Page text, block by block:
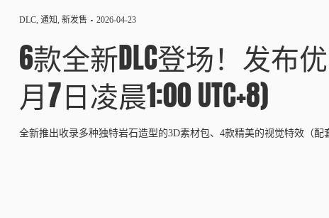
DLC, 通知, 新发售 2026-04-23
6款全新DLC登场！发布
月7日凌晨1:00 UTC+8)
全新推出收录多种独特岩石造型的3D素材包、4款精美的视觉特效（配